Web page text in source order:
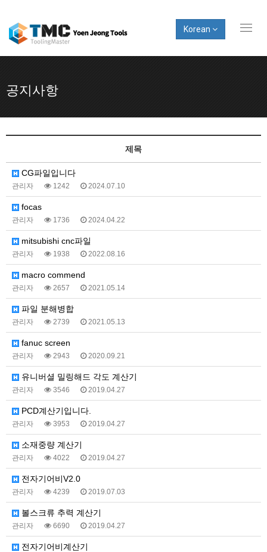
Korean
공지사항
제목
CG파일입니다
관리자 1242 2024.07.10
focas
관리자 1736 2024.04.22
mitsubishi cnc파일
관리자 1938 2022.08.16
macro commend
관리자 2657 2021.05.14
파일 분해병합
관리자 2739 2021.05.13
fanuc screen
관리자 2943 2020.09.21
유니버셜 밀링해드 각도 계산기
관리자 3546 2019.04.27
PCD계산기입니다.
관리자 3953 2019.04.27
소재중량 계산기
관리자 4022 2019.04.27
전자기어비V2.0
관리자 4239 2019.07.03
볼스크류 추력 계산기
관리자 6690 2019.04.27
전자기어비계산기